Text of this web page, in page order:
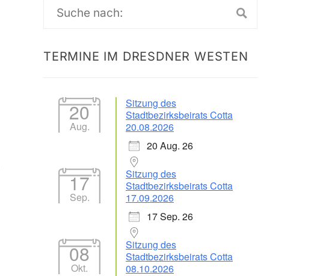
Suche
TERMINE IM DRESDNER WESTEN
20
Aug.
Sitzung des
Stadtbezirksbeirats Cotta
20.08.2026
20 Aug. 26
17
Sep.
Sitzung des
Stadtbezirksbeirats Cotta
17.09.2026
17 Sep. 26
08
Okt.
Sitzung des
Stadtbezirksbeirats Cotta
08.10.2026